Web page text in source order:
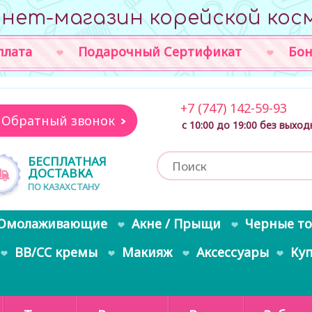
магазин корейской
Подарочный Сертификат
Обратный звонок
БЕСПЛАТНАЯ
ДОСТАВКА
ПО КАЗАХСТАНУ
+7 (747) 142-59-93
с 10:00 до 19:00 без
Акне / Прыщи
Черные
BB/CC кремы
Макияж Аксессуары